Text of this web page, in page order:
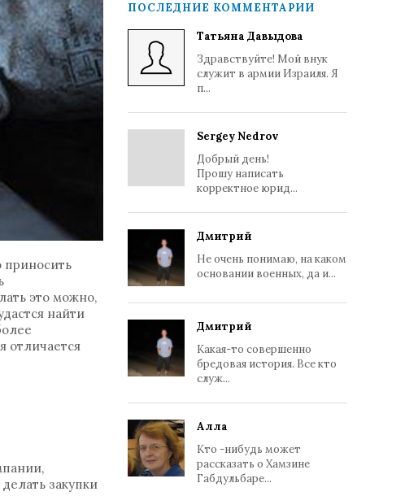
приносить
это можно,
найти
отличается
закупки
ПОСЛЕДНИЕ КОММЕНТАРИИ
Татьяна Давыдова
Здравствуйте! Мой внук
служит в армии Израиля. Я
п...
Sergey Nedrov
Добрый день!
Прошу написать
корректное юрид...
Дмитрий
Не очень понимаю, на каком
основании военных, да и...
Дмитрий
Какая-то совершенно
бредовая история. Все кто
служ...
Алла
Кто -нибудь может
рассказать о Хамзине
Габдульбаре...